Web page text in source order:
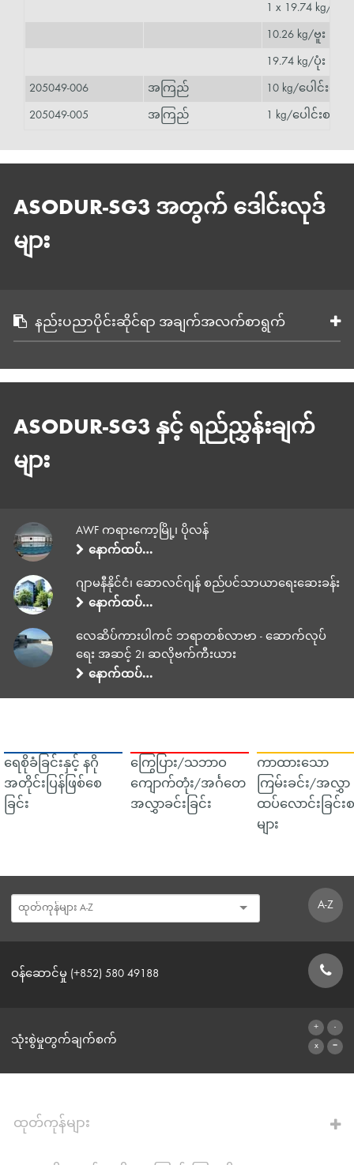
1 x 19.74 kg/ပုံး
10.26 kg/ဗူး
19.74 kg/ပုံး
205049-006 အကြည် 10 kg/ပေါင်းစ
205049-005 အကြည် 1 kg/ပေါင်းစပ်
ASODUR-SG3 အတွက် ဒေါင်းလုဒ်
များ
နည်းပညာပိုင်းဆိုင်ရာ အချက်အလက်စာရွက်
ASODUR-SG3 နှင့် ရည်ညွှန်းချက်
များ
AWF ကရားကော့မြို့၊ ပိုလန်
နောက်ထပ်…
ဂျာမနီနိုင်ငံ၊ ဆောလင်ဂျန် စည်ပင်သာယာရေးဆေးခန်း
နောက်ထပ်…
လေဆိပ်ကားပါကင် ဘရာတစ်လာဗာ - ဆောက်လုပ်
ရေး အဆင့် 2၊ ဆလိုဗက်ကီးယား
နောက်ထပ်…
ရေစိုခံခြင်းနှင့် နဂို
အတိုင်းပြန်ဖြစ်စေ
ခြင်း
ကြွေပြား/သဘာဝ
ကျောက်တုံး/အင်္ဂတေ
အလွှာခင်းခြင်း
ကာထားသော
ကြမ်းခင်း/အလွှာ
ထပ်လောင်းခြင်း
များ
A-Z
ဝန်ဆောင်မှု (+852) 580 49188
သုံးစွဲမှုတွက်ချက်စက်
ထုတ်ကုန်များ